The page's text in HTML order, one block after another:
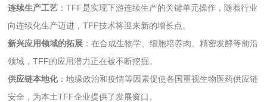
连续生产工艺 ：TFF是实现下游连续生产的关键单元操作，随着行业
向连续化生产迈进，TFF技术将迎来新的增长点。
新兴应用领域的拓展 ：在合成生物学、细胞培养肉、精密发酵等前沿
领域，TFF的应用潜力正在被不断挖掘。
供应链本地化：地缘政治和疫情等因素促使各国重视生物医药供应链
安全，为本土TFF企业提供了发展窗口。